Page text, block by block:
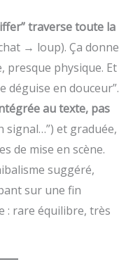
traverse toute la
→ loup). Ça donne
presque physique. Et
déguise en douceur”.
au texte, pas
signal…”) et graduée,
de mise en scène.
suggéré,
sur une fin
: rare équilibre, très